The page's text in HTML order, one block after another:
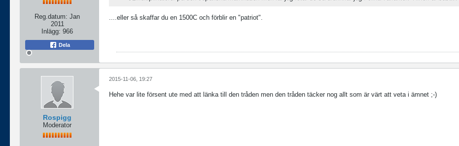
Reg.datum: Jan
2011
Inlägg: 966
Dela
....eller så skaffar du en 1500C och förblir en "patriot".
Rospigg
Moderator
2015-11-06, 19:27
Hehe var lite försent ute med att länka till den tråden men den tråden täcker nog allt som är värt att veta i ämnet ;-)